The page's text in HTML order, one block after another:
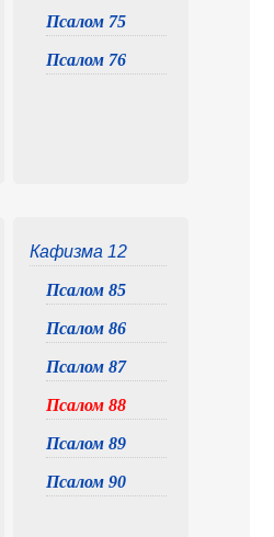
Псалом 75
Псалом 76
Кафизма 12
Псалом 85
Псалом 86
Псалом 87
Псалом 88
Псалом 89
Псалом 90